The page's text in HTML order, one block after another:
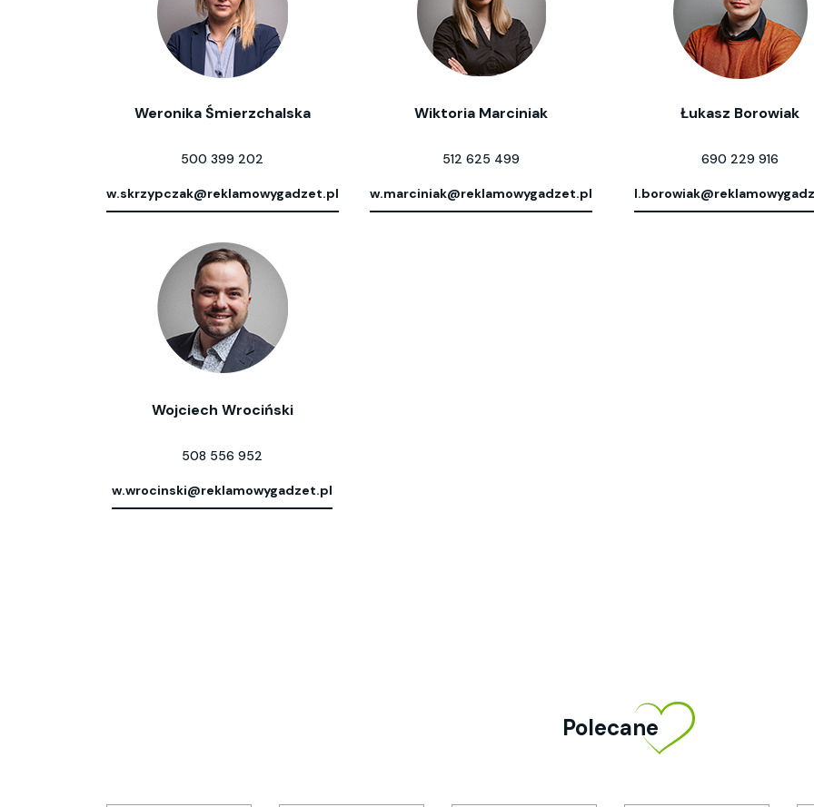
Weronika Śmierzchalska
500 399 202
w.skrzypczak@reklamowygadzet.pl
Wiktoria Marciniak
512 625 499
w.marciniak@reklamowygadzet.pl
Łukasz Borowiak
690 229 916
Wojciech Wrociński
508 556 952
w.wrocinski@reklamowygadzet.pl
Polecane